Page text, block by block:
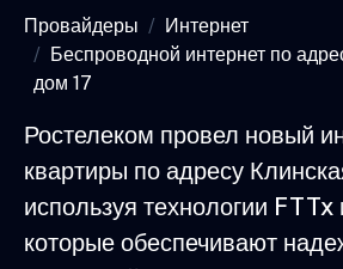
Провайдеры
Интернет
Беспроводной интернет по
дом 17
Ростелеком провел новый
квартиры по адресу
используя технологии FTTx
которые обеспечивают